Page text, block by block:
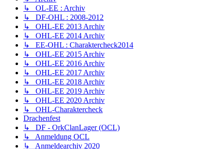
↳ OL-EE : Archiv
↳ DF-OHL : 2008-2012
↳ OHL-EE 2013 Archiv
↳ OHL-EE 2014 Archiv
↳ EE-OHL : Charaktercheck2014
↳ OHL-EE 2015 Archiv
↳ OHL-EE 2016 Archiv
↳ OHL-EE 2017 Archiv
↳ OHL-EE 2018 Archiv
↳ OHL-EE 2019 Archiv
↳ OHL-EE 2020 Archiv
↳ OHL-Charaktercheck
Drachenfest
↳ DF - OrkClanLager (OCL)
↳ Anmeldung OCL
↳ Anmeldearchiv 2020